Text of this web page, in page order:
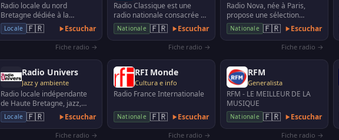
Radio locale du nord
Bretagne dédiée à la
chanson française, du Val
André, diffusée de St M…
Locale 🇫🇷 Escuchar
Fiche radio →
Radio Classique est une
radio nationale consacrée à
la musique classique et à la
culture, avec…
Nationale 🇫🇷 Escuchar
Fiche radio →
Radio Nova, née à Paris,
propose une sélection
musicale éclectique. Elle
émet à Paris et da…
Nationale 🇫🇷 Escuchar
Fiche radio →
Radio Univers
Jazz y ambiente
Radio locale indépendante
de Haute Bretagne, jazz,
blues, classique
Locale 🇫🇷 Escuchar
Fiche radio →
RFI Monde
Cultura e info
Radio France Internationale
Nationale 🇫🇷 Escuchar
Fiche radio →
RFM
Generalista
RFM - LE MEILLEUR DE LA
MUSIQUE
Nationale 🇫🇷 Escuchar
Fiche radio →